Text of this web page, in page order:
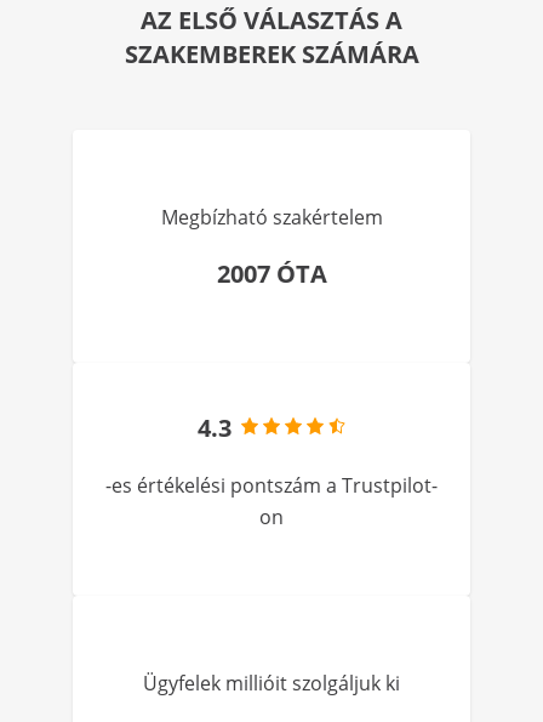
AZ ELSŐ VÁLASZTÁS A
SZAKEMBEREK SZÁMÁRA
Megbízható szakértelem
2007 ÓTA
4.3
-es értékelési pontszám a Trustpilot-
on
Ügyfelek millióit szolgáljuk ki